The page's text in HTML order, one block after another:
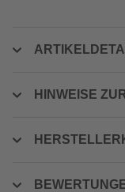
HINWEISE